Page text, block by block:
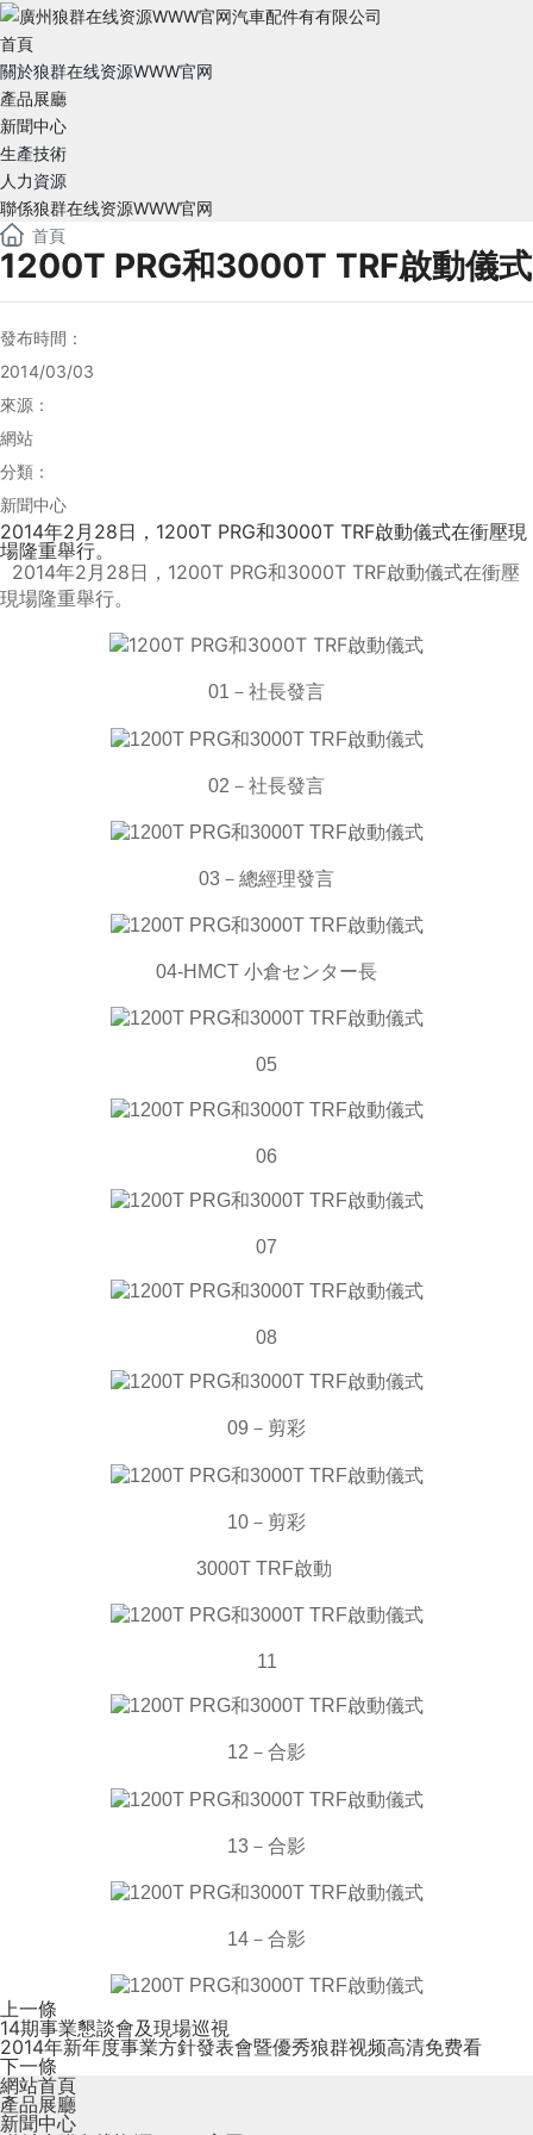
首頁
關於狼群在线资源WWW官网
產品展廳
新聞中心
生產技術
人力資源
聯係狼群在线资源WWW官网
首頁
1200T PRG和3000T TRF啟動儀式
發布時間：
2014/03/03
來源：
網站
分類：
新聞中心
2014年2月28日，1200T PRG和3000T TRF啟動儀式在衝壓現
場隆重舉行。
2014年2月28日，1200T PRG和3000T TRF啟動儀式在衝壓
現場隆重舉行。
01－社長發言
02－社長發言
03－總經理發言
04-HMCT 小倉センター長
05
06
07
08
09－剪彩
10－剪彩
3000T TRF啟動
11
12－合影
13－合影
14－合影
上一條
14期事業懇談會及現場巡視
2014年新年度事業方針發表會暨優秀狼群视频高清免费看
下一條
網站首頁
產品展廳
新聞中心